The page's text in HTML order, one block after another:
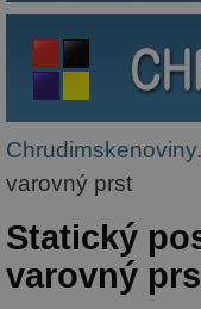
varovný prst
Statický
varovný